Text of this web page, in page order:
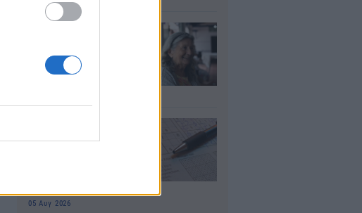
διπλάσιο ποσό τέλος
Αυγούστου
κόλπο για 27
05 Αυγ 2026